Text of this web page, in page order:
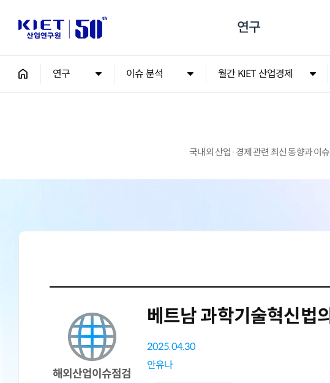
연구
연구 이슈 분석 월간 KIET 산업경제
국내외 산업·경제 관련 최신 동향과 이
해외산업이슈점검
베트남 과학기술혁신법
2025.04.30
안유나